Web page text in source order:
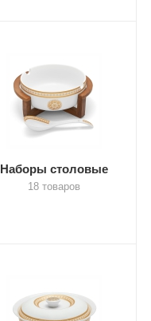
Наборы столовые
18 товаров